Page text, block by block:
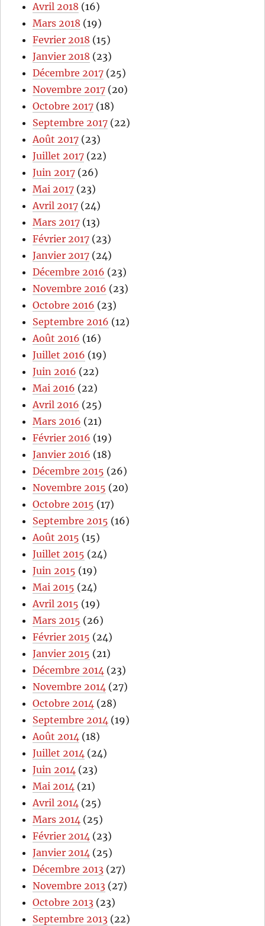
Avril 2018 (16)
Mars 2018 (19)
Fevrier 2018 (15)
Janvier 2018 (23)
Décembre 2017 (25)
Novembre 2017 (20)
Octobre 2017 (18)
Septembre 2017 (22)
Août 2017 (23)
Juillet 2017 (22)
Juin 2017 (26)
Mai 2017 (23)
Avril 2017 (24)
Mars 2017 (13)
Février 2017 (23)
Janvier 2017 (24)
Décembre 2016 (23)
Novembre 2016 (23)
Octobre 2016 (23)
Septembre 2016 (12)
Août 2016 (16)
Juillet 2016 (19)
Juin 2016 (22)
Mai 2016 (22)
Avril 2016 (25)
Mars 2016 (21)
Février 2016 (19)
Janvier 2016 (18)
Décembre 2015 (26)
Novembre 2015 (20)
Octobre 2015 (17)
Septembre 2015 (16)
Août 2015 (15)
Juillet 2015 (24)
Juin 2015 (19)
Mai 2015 (24)
Avril 2015 (19)
Mars 2015 (26)
Février 2015 (24)
Janvier 2015 (21)
Décembre 2014 (23)
Novembre 2014 (27)
Octobre 2014 (28)
Septembre 2014 (19)
Août 2014 (18)
Juillet 2014 (24)
Juin 2014 (23)
Mai 2014 (21)
Avril 2014 (25)
Mars 2014 (25)
Février 2014 (23)
Janvier 2014 (25)
Décembre 2013 (27)
Novembre 2013 (27)
Octobre 2013 (23)
Septembre 2013 (22)